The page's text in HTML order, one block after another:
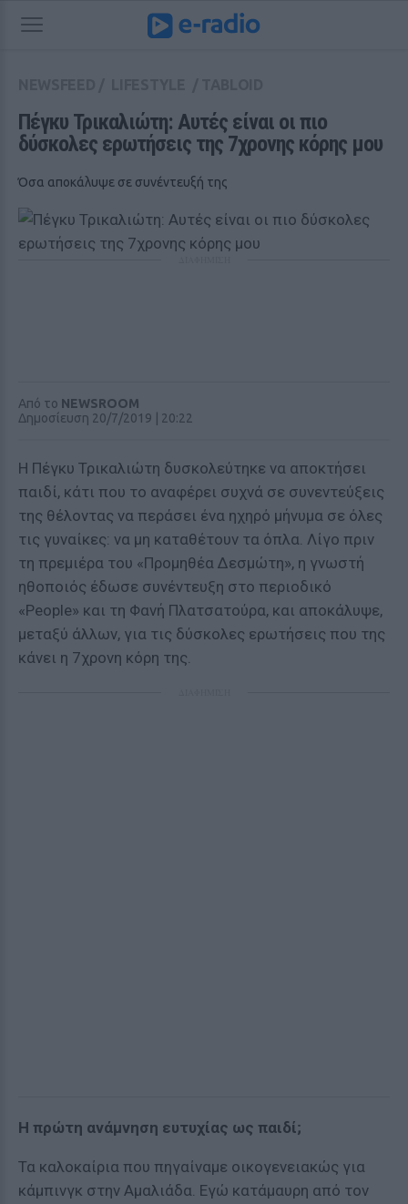
Πέγκυ Τρικαλιώτη: Αυτές είναι οι πιο
δύσκολες ερωτήσεις της 7χρονης κόρης μου
Όσα αποκάλυψε σε συνέντευξή της
Από το NEWSROOM
Δημοσίευση 20/7/2019 | 20:22
Η Πέγκυ Τρικαλιώτη δυσκολεύτηκε να αποκτήσει
παιδί, κάτι που το αναφέρει συχνά σε συνεντεύξεις
της θέλοντας να περάσει ένα ηχηρό μήνυμα σε όλες
τις γυναίκες: να μη καταθέτουν τα όπλα. Λίγο πριν
τη πρεμιέρα του «Προμηθέα Δεσμώτη», η γνωστή
ηθοποιός έδωσε συνέντευξη στο περιοδικό
«People» και τη Φανή Πλατσατούρα, και αποκάλυψε,
μεταξύ άλλων, για τις δύσκολες ερωτήσεις που της
κάνει η 7χρονη κόρη της.
Η πρώτη ανάμνηση ευτυχίας ως παιδί;
Τα καλοκαίρια που πηγαίναμε οικογενειακώς για
κάμπινγκ στην Αμαλιάδα. Εγώ κατάμαυρη από τον